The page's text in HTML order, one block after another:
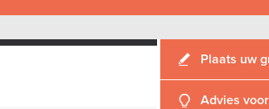
Plaats uw
Advies